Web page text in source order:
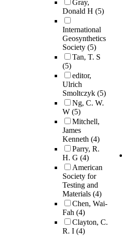
Gray,
Donald H (5)
International
Geosynthetics
Society (5)
Tan, T. S
(5)
editor,
Ulrich
Smoltczyk (5)
Ng, C. W.
W (5)
Mitchell,
James
Kenneth (4)
Parry, R.
H. G (4)
American
Society for
Testing and
Materials (4)
Chen, Wai-
Fah (4)
Clayton, C.
R. I (4)